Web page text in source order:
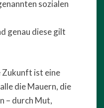
sozialen
genau diese gilt
ist eine
die Mauern, die
– durch Mut,